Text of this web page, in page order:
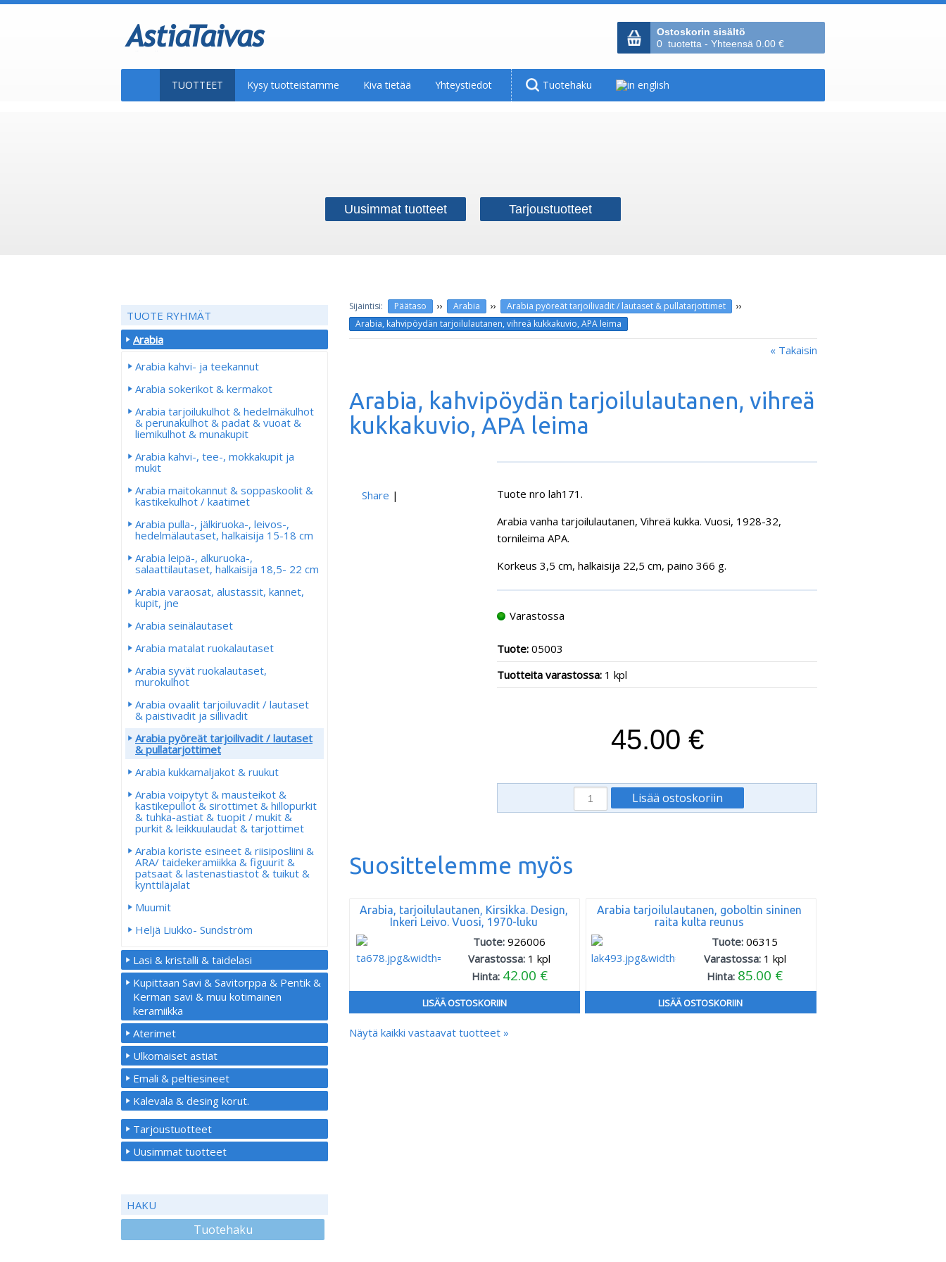
Ostoskorin sisältö
0 tuotetta - Yhteensä 0.00 €
TUOTTEET Kysy tuotteistamme Kiva tietää Yhteystiedot Tuotehaku
Uusimmat tuotteet Tarjoustuotteet
Päätaso ›› Arabia ›› Arabia pyöreät tarjoilivadit / lautaset & pullatarjottimet ››
Arabia, kahvipöydän tarjoilulautanen, vihreä kukkakuvio, APA leima
« Takaisin
Arabia, kahvipöydän tarjoilulautanen, vihreä
kukkakuvio, APA leima
Share |
Tuote nro lah171.
Arabia vanha tarjoilulautanen, Vihreä kukka. Vuosi, 1928-32,
tornileima APA.
Korkeus 3,5 cm, halkaisija 22,5 cm, paino 366 g.
Varastossa
Tuote: 05003
Tuotteita varastossa: 1 kpl
45.00 €
Suosittelemme myös
Arabia, tarjoilulautanen, Kirsikka. Design,
Inkeri Leivo. Vuosi, 1970-luku
Tuote:926006
Varastossa: 1 kpl
Hinta: 42.00 €
LISÄÄ OSTOSKORIIN
Arabia tarjoilulautanen, goboltin sininen
raita kulta reunus
Tuote:06315
Varastossa: 1 kpl
Hinta: 85.00 €
LISÄÄ OSTOSKORIIN
Näytä kaikki vastaavat tuotteet »
TUOTE RYHMÄT
Arabia
Arabia kahvi- ja teekannut
Arabia sokerikot & kermakot
Arabia tarjoilukulhot & hedelmäkulhot
& perunakulhot & padat & vuoat &
liemikulhot & munakupit
Arabia kahvi-, tee-, mokkakupit ja
mukit
Arabia maitokannut & soppaskoolit &
kastikekulhot / kaatimet
Arabia pulla-, jälkiruoka-, leivos-,
hedelmälautaset, halkaisija 15-18 cm
Arabia leipä-, alkuruoka-,
salaattilautaset, halkaisija 18,5- 22 cm
Arabia varaosat, alustassit, kannet,
kupit, jne
Arabia seinälautaset
Arabia matalat ruokalautaset
Arabia syvät ruokalautaset,
murokulhot
Arabia ovaalit tarjoiluvadit / lautaset
& paistivadit ja sillivadit
Arabia pyöreät tarjoilivadit / lautaset
& pullatarjottimet
Arabia kukkamaljakot & ruukut
Arabia voipytyt & mausteikot &
kastikepullot & sirottimet & hillopurkit
& tuhka-astiat & tuopit / mukit &
purkit & leikkuulaudat & tarjottimet
Arabia koriste esineet & riisiposliini &
ARA/ taidekeramiikka & figuurit &
patsaat & lastenastiastot & tuikut &
kynttiläjalat
Muumit
Heljä Liukko- Sundström
Lasi & kristalli & taidelasi
Kupittaan Savi & Savitorppa & Pentik &
Kerman savi & muu kotimainen
keramiikka
Aterimet
Ulkomaiset astiat
Emali & peltiesineet
Kalevala & desing korut.
Tarjoustuotteet
Uusimmat tuotteet
HAKU
Tuotehaku